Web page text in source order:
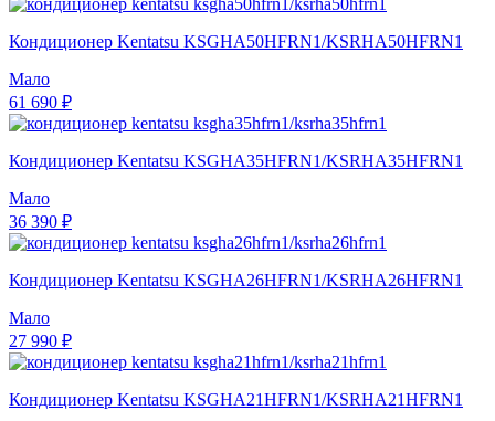
Кондиционер Kentatsu KSGHA50HFRN1/KSRHA50HFRN1
Мало
61 690 ₽
Кондиционер Kentatsu KSGHA35HFRN1/KSRHA35HFRN1
Мало
36 390 ₽
Кондиционер Kentatsu KSGHA26HFRN1/KSRHA26HFRN1
Мало
27 990 ₽
Кондиционер Kentatsu KSGHA21HFRN1/KSRHA21HFRN1